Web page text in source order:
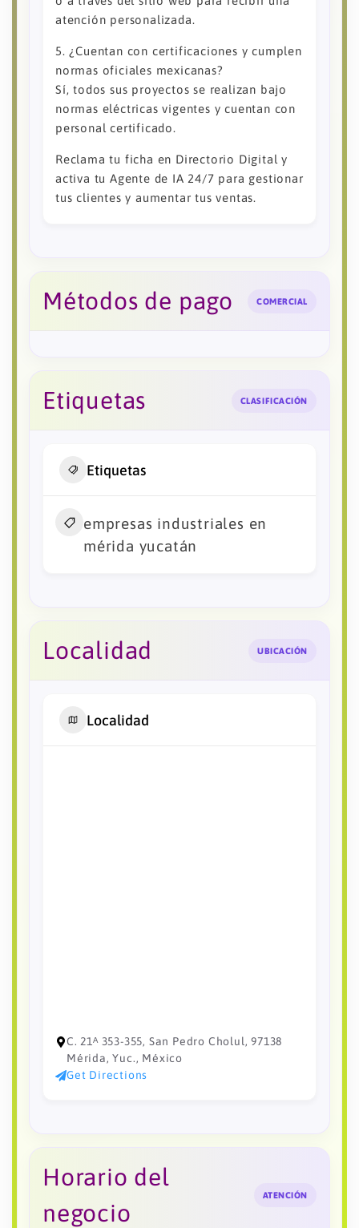
atención personalizada.
5. ¿Cuentan con certificaciones y cumplen
normas oficiales mexicanas?
Sí, todos sus proyectos se realizan bajo
normas eléctricas vigentes y cuentan con
personal certificado.
Reclama tu ficha en Directorio Digital y
activa tu Agente de IA 24/7 para gestionar
tus clientes y aumentar tus ventas.
Métodos de pago COMERCIAL
Etiquetas CLASIFICACIÓN
Etiquetas
empresas industriales en
mérida yucatán
Localidad UBICACIÓN
Localidad
C. 21ᴬ 353-355, San Pedro Cholul, 97138
Mérida, Yuc., México
Get Directions
Horario del
negocio
ATENCIÓN